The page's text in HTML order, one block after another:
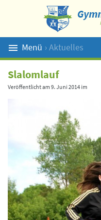
Menü › Aktuelles
Suche
Slalomlauf
Veröffentlicht am 9. Juni 2014 im